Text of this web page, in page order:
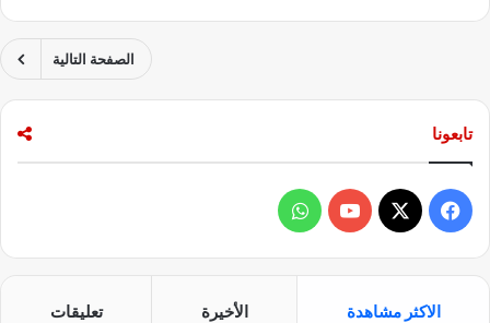
الصفحة التالية
تابعونا
ي
X
Y
ا
الاكثر مشاهدة الأخيرة تعليقات